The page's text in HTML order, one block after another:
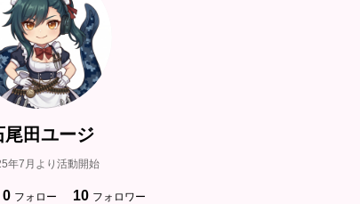
尾田ユージ
年7月より活動開始
0 フォロー 10 フォロワー